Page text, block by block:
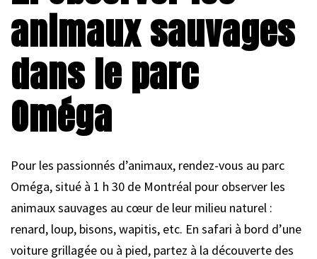
animaux sauvages
dans le parc
Oméga
Pour les passionnés d’animaux, rendez-vous au parc
Oméga, situé à 1 h 30 de Montréal pour observer les
animaux sauvages au cœur de leur milieu naturel :
renard, loup, bisons, wapitis, etc. En safari à bord d’une
voiture grillagée ou à pied, partez à la découverte des